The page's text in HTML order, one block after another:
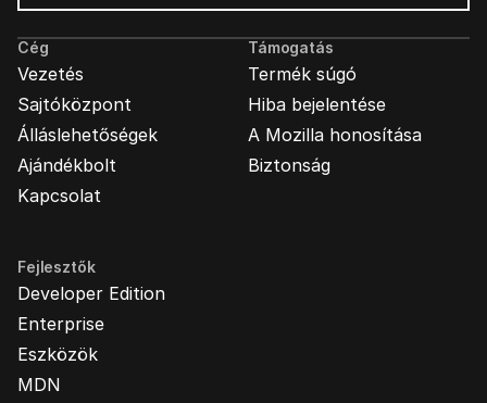
hirdetések
Cég
Vezetés
Sajtóközpont
Álláslehetőségek
Ajándékbolt
Kapcsolat
Támogatás
Termék súgó
Hiba bejelentése
A Mozilla honosítása
Biztonság
Fejlesztők
Developer Edition
Enterprise
Eszközök
MDN